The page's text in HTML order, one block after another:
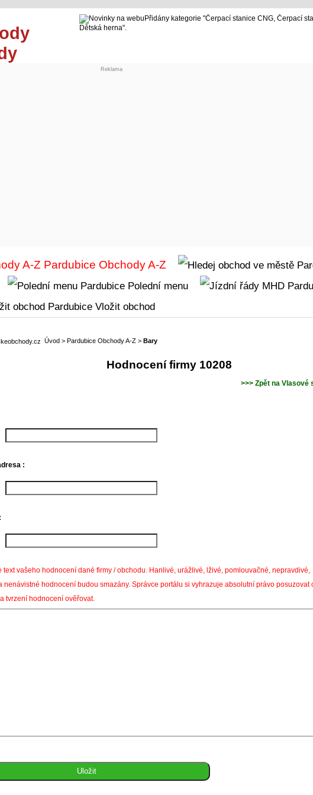
Přidány kategorie "Čerpací stanice CNG, Čerpací
Dětská herna".
Reklama
Obchody A-Z
Polední menu
Vložit obchod
Úvod > Pardubice Obchody A-Z > Bary
Hodnocení firmy 10208
>>> Zpět na Vlasové
:
text vašeho hodnocení dané firmy / obchodu. Hanlivé, urážlivé, lživé, pomlouvačné, nepravdivé,
nenávistné hodnocení budou smazány. Správce portálu si vyhrazuje absolutní právo posuzovat
tvrzení hodnocení ověřovat.